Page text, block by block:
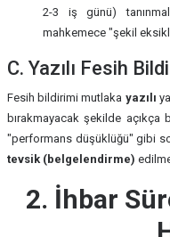
2-3 iş günü)
mahkemece "şekil
C. Yazılı Fesih
Fesih bildirimi mutlaka yazılı
bırakmayacak şekilde açıkça
"performans düşüklüğü" gibi
tevsik (belgelendirme)
2. İhbar